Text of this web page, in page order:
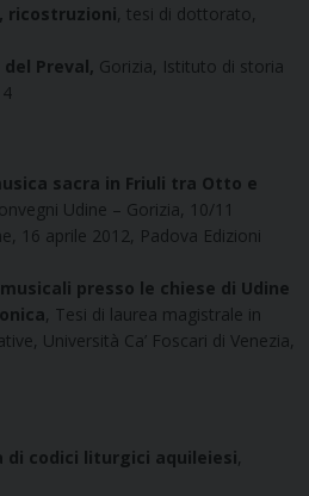
, tesi di dottorato,
Preval, Gorizia, Istituto di storia
sacra in Friuli tra Otto e
Udine – Gorizia, 10/11
16 aprile 2012, Padova Edizioni
presso le chiese di Udine
, Tesi di laurea magistrale in
Università Ca’ Foscari di Venezia,
di codici liturgici aquileiesi